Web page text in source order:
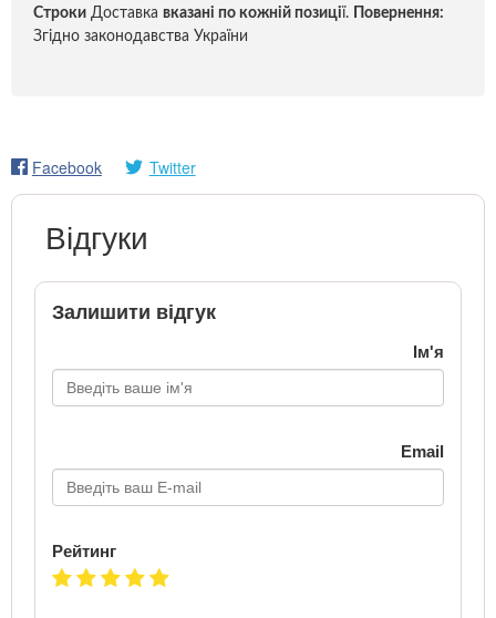
Строки Доставка вказані по кожній позиції.
Повернення:
Згідно законодавства України
Facebook Twitter
Відгуки
Залишити відгук
Ім'я
Email
Рейтинг